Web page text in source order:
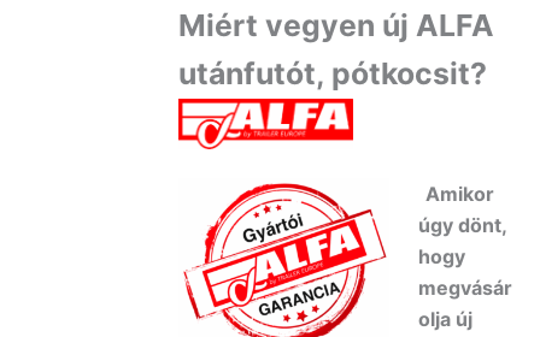
Miért vegyen új ALFA
utánfutót, pótkocsit?
Amikor
úgy dönt,
hogy
megvásár
olja új